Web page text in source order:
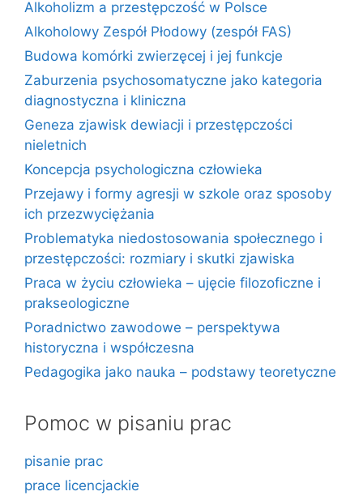
Alkoholizm a przestępczość w Polsce
Alkoholowy Zespół Płodowy (zespół FAS)
Budowa komórki zwierzęcej i jej funkcje
Zaburzenia psychosomatyczne jako kategoria
diagnostyczna i kliniczna
Geneza zjawisk dewiacji i przestępczości
nieletnich
Koncepcja psychologiczna człowieka
Przejawy i formy agresji w szkole oraz sposoby
ich przezwyciężania
Problematyka niedostosowania społecznego i
przestępczości: rozmiary i skutki zjawiska
Praca w życiu człowieka – ujęcie filozoficzne i
prakseologiczne
Poradnictwo zawodowe – perspektywa
historyczna i współczesna
Pedagogika jako nauka – podstawy teoretyczne
Pomoc w pisaniu prac
pisanie prac
prace licencjackie